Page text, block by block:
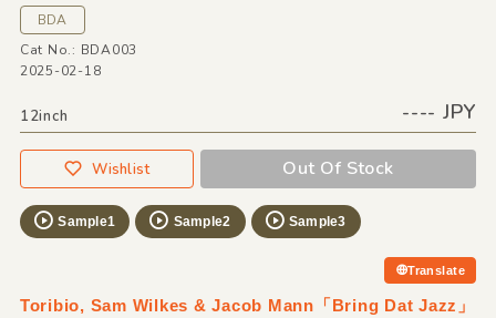
BDA
Cat No.: BDA003
2025-02-18
12inch ---- JPY
Wishlist Out Of Stock
Sample1 Sample2 Sample3
Translate
Toribio, Sam Wilkes & Jacob Mann「Bring Dat Jazz」